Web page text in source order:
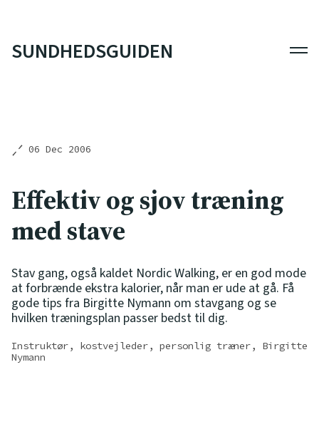
SUNDHEDSGUIDEN
06 Dec 2006
Effektiv og sjov træning
med stave
Stav gang, også kaldet Nordic Walking, er en god mode
at forbrænde ekstra kalorier, når man er ude at gå. Få
gode tips fra Birgitte Nymann om stavgang og se
hvilken træningsplan passer bedst til dig.
Instruktør, kostvejleder, personlig træner, Birgitte
Nymann